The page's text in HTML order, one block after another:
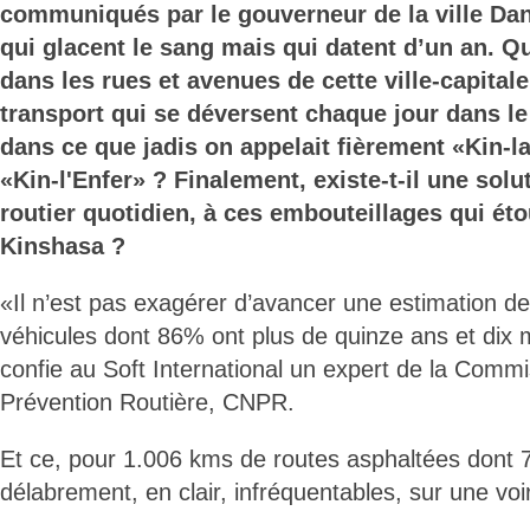
communiqués par le gouverneur de la ville
qui glacent le sang mais qui datent d’un an.
dans les rues et avenues de cette ville-
transport qui se déversent chaque jour dans
dans ce que jadis on appelait fièrement «Kin-
«Kin-l'Enfer» ? Finalement, existe-t-il une
routier quotidien, à ces embouteillages qui
Kinshasa ?
«Il n’est pas exagérer d’avancer une estimation
véhicules dont 86% ont plus de quinze ans et dix
confie au Soft International un expert de la
Prévention Routière, CNPR.
Et ce, pour 1.006 kms de routes asphaltées dont
délabrement, en clair, infréquentables, sur une